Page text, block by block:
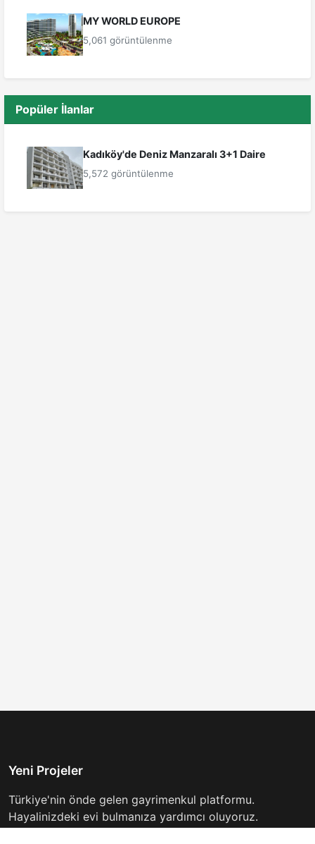
MY WORLD EUROPE
5,061 görüntülenme
Popüler İlanlar
Kadıköy'de Deniz Manzaralı 3+1 Daire
5,572 görüntülenme
Yeni Projeler
Türkiye'nin önde gelen gayrimenkul platformu.
Hayalinizdeki evi bulmanıza yardımcı oluyoruz.